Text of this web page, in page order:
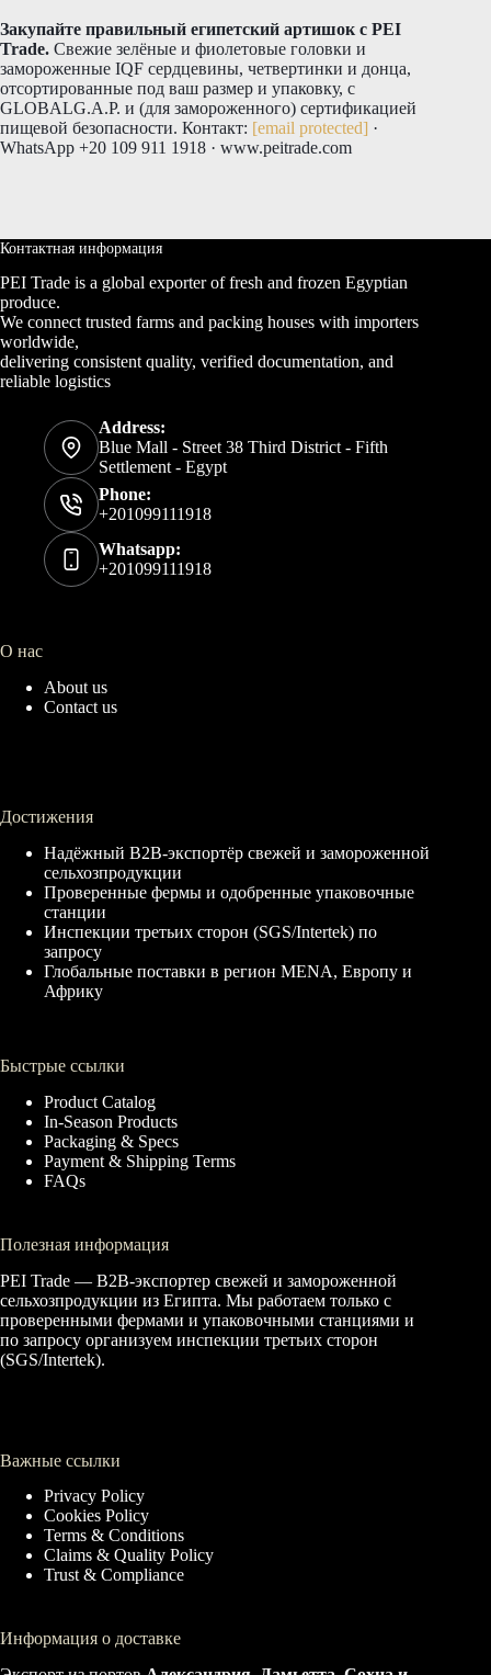
Закупайте правильный египетский артишок с PEI
Trade. Свежие зелёные и фиолетовые головки и
замороженные IQF сердцевины, четвертинки и донца,
отсортированные под ваш размер и упаковку, с
GLOBALG.A.P. и (для замороженного) сертификацией
пищевой безопасности. Контакт: [email protected] ·
WhatsApp +20 109 911 1918 · www.peitrade.com
Контактная информация
PEI Trade is a global exporter of fresh and frozen Egyptian
produce.
We connect trusted farms and packing houses with importers
worldwide,
delivering consistent quality, verified documentation, and
reliable logistics
Address:
Blue Mall - Street 38 Third District - Fifth
Settlement - Egypt
Phone:
+201099111918
Whatsapp:
+201099111918
О нас
About us
Contact us
Достижения
Надёжный B2B-экспортёр свежей и замороженной
сельхозпродукции
Проверенные фермы и одобренные упаковочные
станции
Инспекции третьих сторон (SGS/Intertek) по
запросу
Глобальные поставки в регион MENA, Европу и
Африку
Быстрые ссылки
Product Catalog
In-Season Products
Packaging & Specs
Payment & Shipping Terms
FAQs
Полезная информация
PEI Trade — B2B-экспортер свежей и замороженной
сельхозпродукции из Египта. Мы работаем только с
проверенными фермами и упаковочными станциями и
по запросу организуем инспекции третьих сторон
(SGS/Intertek).
Важные ссылки
Privacy Policy
Cookies Policy
Terms & Conditions
Claims & Quality Policy
Trust & Compliance
Информация о доставке